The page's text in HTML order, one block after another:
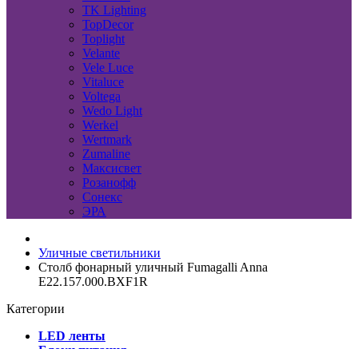
TK Lighting
TopDecor
Toplight
Velante
Vele Luce
Vitaluce
Voltega
Wedo Light
Werkel
Wertmark
Zumaline
Максисвет
Розанофф
Сонекс
ЭРА
Уличные светильники
Столб фонарный уличный Fumagalli Anna
E22.157.000.BXF1R
Категории
LED ленты